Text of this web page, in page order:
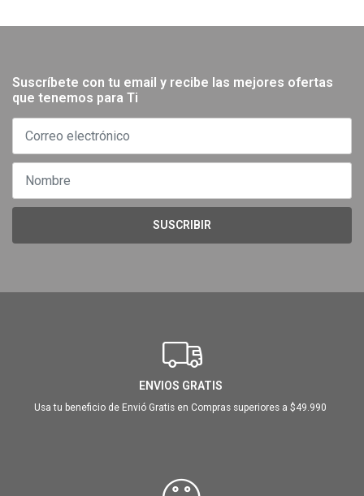
Suscríbete con tu email y recibe las mejores ofertas
que tenemos para Ti
SUSCRIBIR
ENVIOS GRATIS
Usa tu beneficio de Envió Gratis en Compras superiores a $49.990